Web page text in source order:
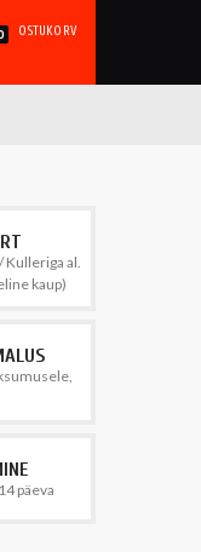
OSTUKORV
Kulleriga al.
kaup)
päeva